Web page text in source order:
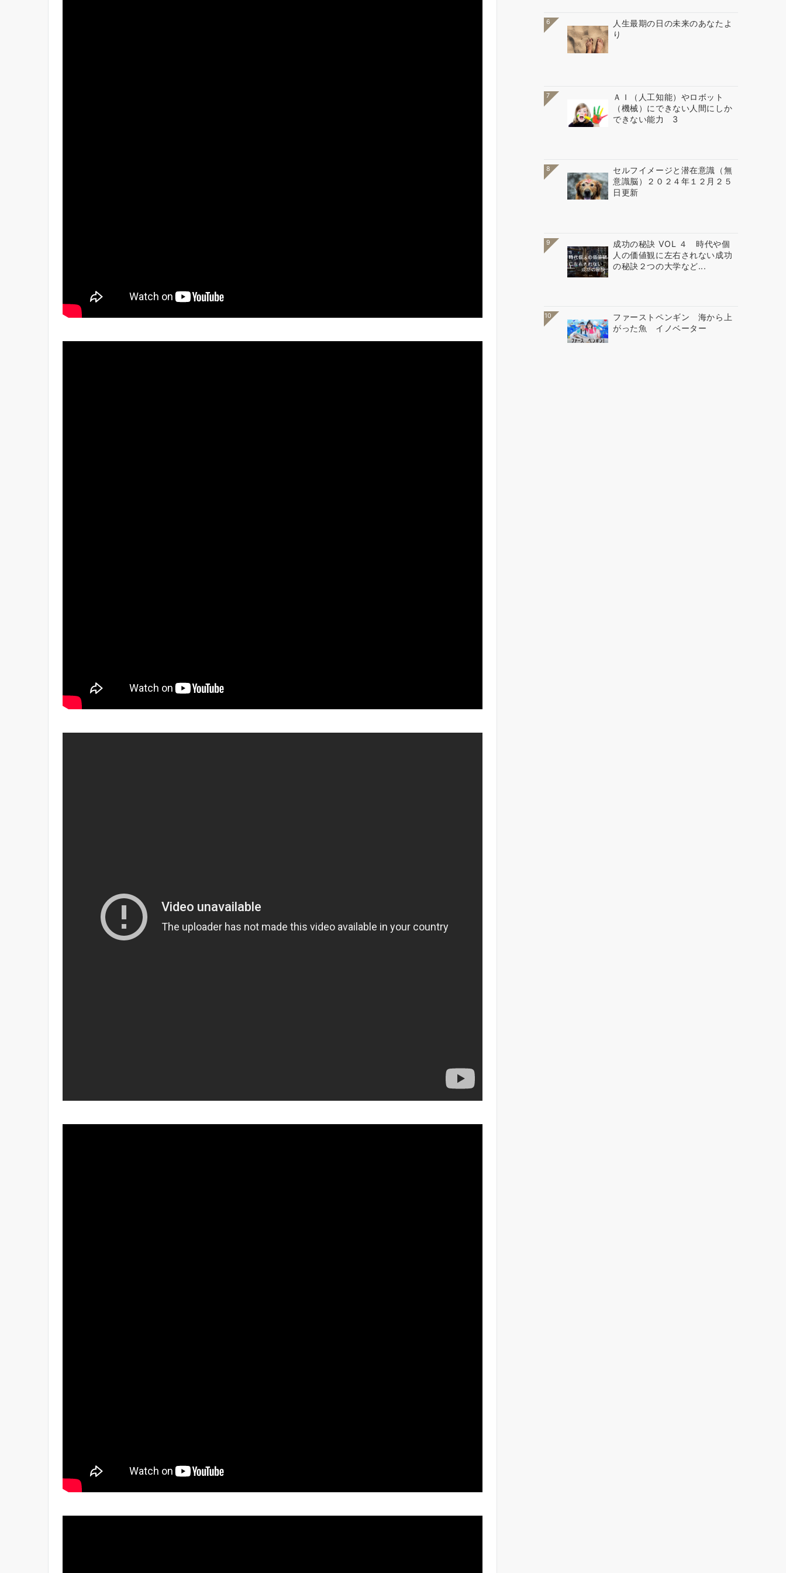
6
人生最期の日の未来のあなたよ
り
7
ＡＩ（人工知能）やロボット
（機械）にできない人間にしか
できない能力 3
8
セルフイメージと潜在意識（無
意識脳）２０２４年１２月２５
日更新
9
成功の秘訣 VOL ４ 時代や個
人の価値観に左右されない成功
の秘訣２つの大学など...
10
ファーストペンギン 海から上
がった魚 イノベーター